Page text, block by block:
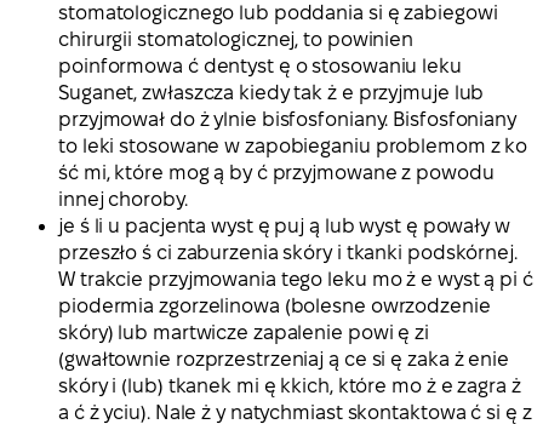
stomatologicznego lub poddania si ę zabiegowi
chirurgii stomatologicznej, to powinien
poinformowa ć dentyst ę o stosowaniu leku
Suganet, zwłaszcza kiedy tak ż e przyjmuje lub
przyjmował do ż ylnie bisfosfoniany. Bisfosfoniany
to leki stosowane w zapobieganiu problemom z ko
ść mi, które mog ą by ć przyjmowane z powodu
innej choroby.
je ś li u pacjenta wyst ę puj ą lub wyst ę powały w
przeszło ś ci zaburzenia skóry i tkanki podskórnej.
W trakcie przyjmowania tego leku mo ż e wyst ą pi ć
piodermia zgorzelinowa (bolesne owrzodzenie
skóry) lub martwicze zapalenie powi ę zi
(gwałtownie rozprzestrzeniaj ą ce si ę zaka ż enie
skóry i (lub) tkanek mi ę kkich, które mo ż e zagra ż
a ć ż yciu). Nale ż y natychmiast skontaktowa ć si ę z